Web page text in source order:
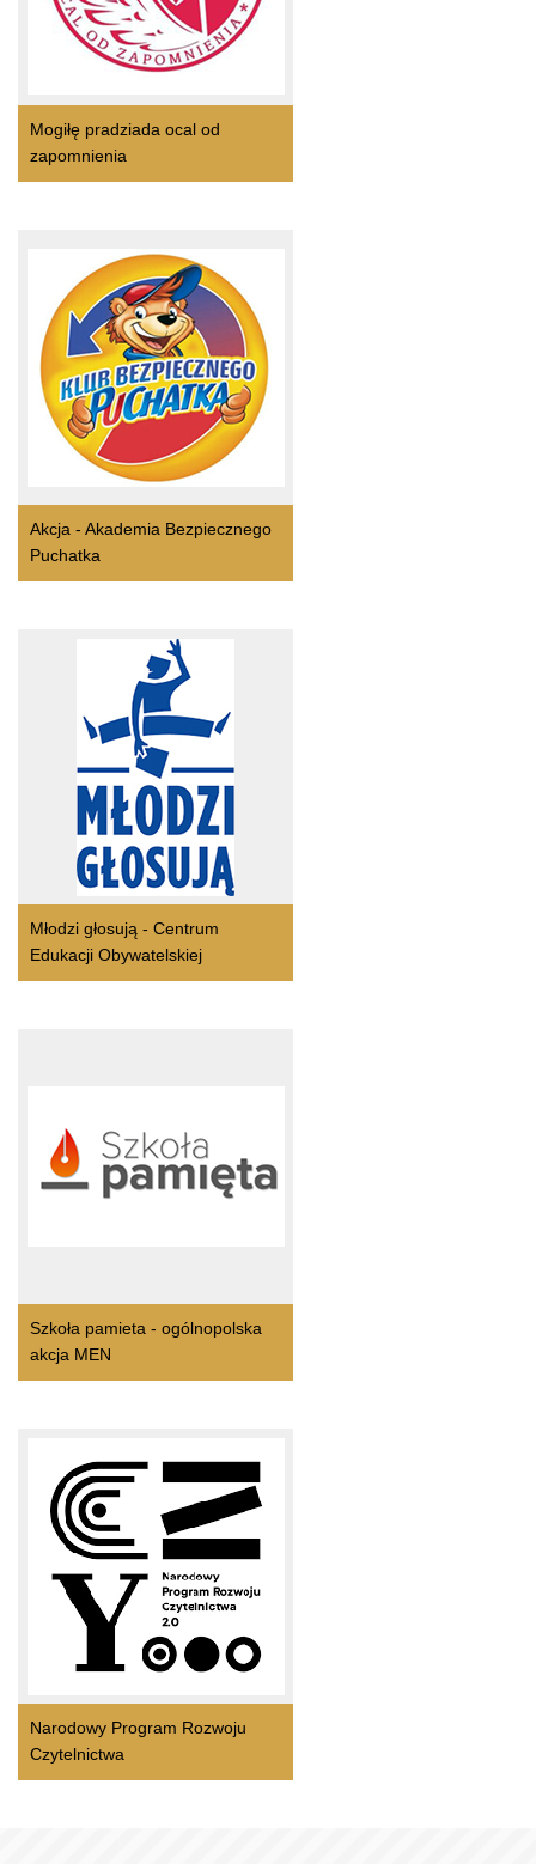
Mogiłę pradziada ocal od
zapomnienia
Akcja - Akademia Bezpiecznego
Puchatka
Młodzi głosują - Centrum
Edukacji Obywatelskiej
Szkoła pamieta - ogólnopolska
akcja MEN
Narodowy Program Rozwoju
Czytelnictwa